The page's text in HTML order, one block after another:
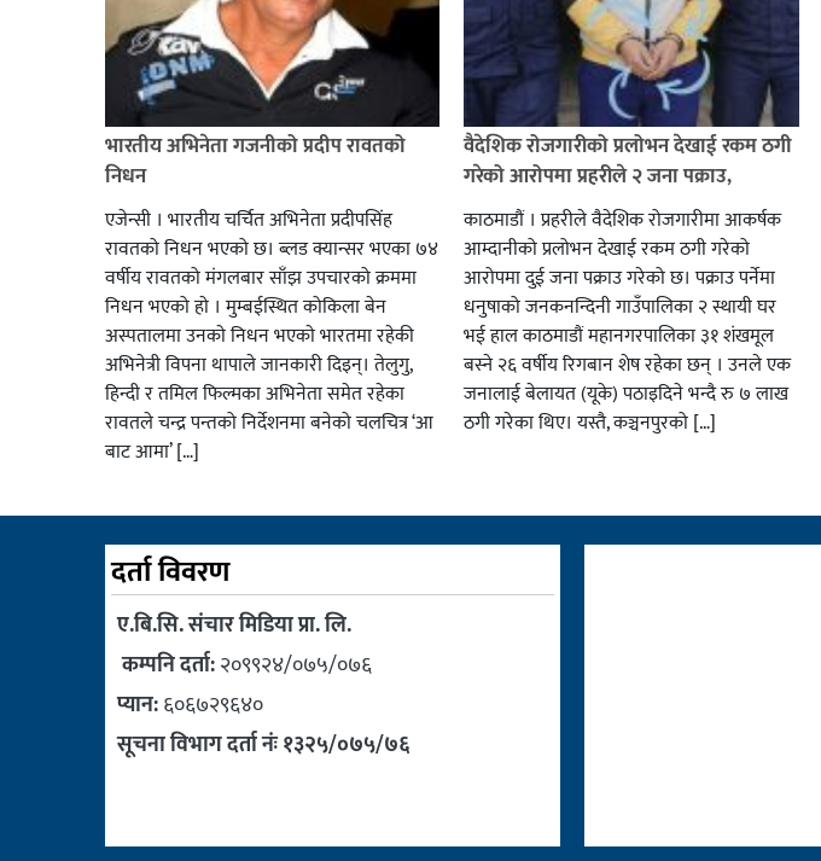
भारतीय अभिनेता गजनीको प्रदीप रावतको
निधन
एजेन्सी । भारतीय चर्चित अभिनेता प्रदीपसिंह
रावतको निधन भएको छ। ब्लड क्यान्सर भएका ७४
वर्षीय रावतको मंगलबार साँझ उपचारको क्रममा
निधन भएको हाे । मुम्बईस्थित कोकिला बेन
अस्पतालमा उनकाे निधन भएकाे भारतमा रहेकी
अभिनेत्री विपना थापाले जानकारी दिइन्। तेलुगु,
हिन्दी र तमिल फिल्मका अभिनेता समेत रहेका
रावतले चन्द्र पन्तको निर्देशनमा बनेको चलचित्र ‘आ
बाट आमा’ […]
वैदेशिक रोजगारीको प्रलोभन देखाई रकम ठगी
गरेको आरोपमा प्रहरीले २ जना पक्राउ,
काठमाडौं । प्रहरीले वैदेशिक रोजगारीमा आकर्षक
आम्दानीको प्रलोभन देखाई रकम ठगी गरेको
आरोपमा दुई जना पक्राउ गरेको छ। पक्राउ पर्नेमा
धनुषाको जनकनन्दिनी गाउँपालिका २ स्थायी घर
भई हाल काठमाडौं महानगरपालिका ३१ शंखमूल
बस्ने २६ वर्षीय रिगबान शेष रहेका छन् । उनले एक
जनालाई बेलायत (यूके) पठाइदिने भन्दै रु ७ लाख
ठगी गरेका थिए। यस्तै, कञ्चनपुरको […]
दर्ता विवरण
ए.बि.सि. संचार मिडिया प्रा. लि.
कम्पनि दर्ता:२०९९२४/०७५/०७६
प्यान:६०६७२९६४०
सूचना विभाग दर्ता नंः १३२५/०७५/७६